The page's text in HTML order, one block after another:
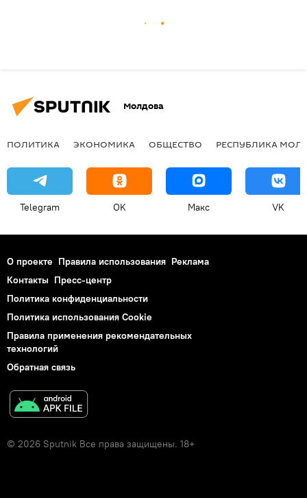
Молдова
ПОЛИТИКА ЭКОНОМИКА ОБЩЕСТВО РЕСПУБЛИКА
Telegram OK Макс VK
О проекте Правила использования Реклама
Контакты Пресс-центр
Политика конфиденциальности
Политика использования Cookie
Правила применения рекомендательных
технологий
Обратная связь
© 2026 Sputnik Все права защищены. 18+